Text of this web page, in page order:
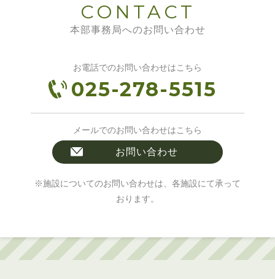
CONTACT
本部事務局へのお問い合わせ
お電話でのお問い合わせはこちら
025-278-5515
メールでのお問い合わせはこちら
お問い合わせ
※施設についてのお問い合わせは、各施設にて承って
おります。